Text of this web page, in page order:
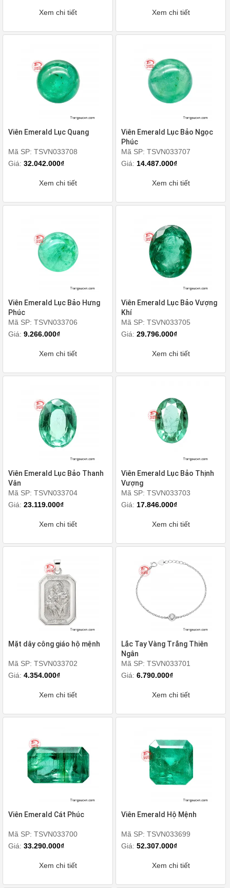
Xem chi tiết Xem chi tiết
Viên Emerald Lục Quang
Mã SP: TSVN033708
Giá: 32.042.000₫
Xem chi tiết
Viên Emerald Lục Bảo Ngọc
Phúc
Mã SP: TSVN033707
Giá: 14.487.000₫
Xem chi tiết
Viên Emerald Lục Bảo Hưng
Phúc
Mã SP: TSVN033706
Giá: 9.266.000₫
Xem chi tiết
Viên Emerald Lục Bảo Vượng
Khí
Mã SP: TSVN033705
Giá:29.796.000₫
Xem chi tiết
Viên Emerald Lục Bảo Thanh
Vân
Mã SP: TSVN033704
Giá: 23.119.000₫
Xem chi tiết
Viên Emerald Lục Bảo Thịnh
Vượng
Mã SP: TSVN033703
Giá: 17.846.000₫
Xem chi tiết
Mặt dây công giáo hộ mệnh
Mã SP: TSVN033702
Giá: 4.354.000₫
Xem chi tiết
Lắc Tay Vàng Trắng Thiên
Ngân
Mã SP: TSVN033701
Giá:6.790.000₫
Xem chi tiết
Viên Emerald Cát Phúc
Mã SP: TSVN033700
Giá: 33.290.000₫
Xem chi tiết
Viên Emerald Hộ Mệnh
Mã SP: TSVN033699
Giá:52.307.000₫
Xem chi tiết